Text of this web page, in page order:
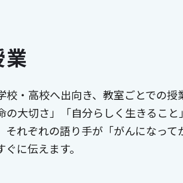
校・高校へ出向き、教室ごとでの
の大切さ」「自分らしく生きるこ
それぞれの語り手が「がんになっ
に伝えます。